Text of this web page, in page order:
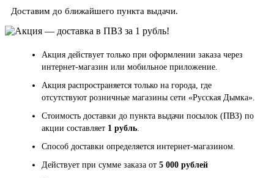
Доставим до ближайшего пункта выдачи.
Акция действует только при оформлении заказа через
интернет-магазин или мобильное приложение.
Акция распространяется только на города, где
отсутствуют розничные магазины сети «Русская Дымка».
Стоимость доставки до пункта выдачи посылок (ПВЗ) по
акции составляет 1 рубль.
Способ доставки определяется интернет-магазином.
Действует при сумме заказа от 5 000 рублей